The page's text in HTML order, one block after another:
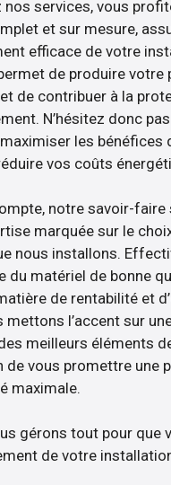
services, vous
et sur mesure,
efficace de votre
de produire votre
de contribuer à la
N’hésitez donc
les bénéfices
vos coûts
notre savoir-faire
marquée sur le
nous installons.
du matériel de bonne
de rentabilité et
mettons l’accent sur
meilleurs éléments
de vous promettre une
maximale.
gérons tout pour que
de votre